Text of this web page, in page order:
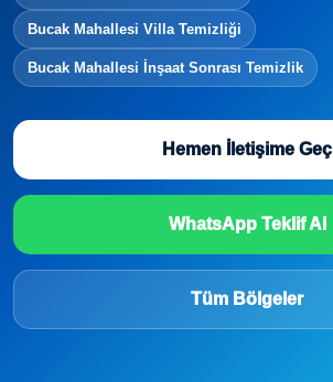
Bucak Mahallesi Villa Temizliği
Bucak Mahallesi İnşaat Sonrası Temizlik
Hemen İletişime Geç
WhatsApp Teklif Al
Tüm Bölgeler